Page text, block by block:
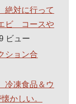
絶対に行って
ビ コースや
ビュー
ション合
凍食品＆ウ
かしい。